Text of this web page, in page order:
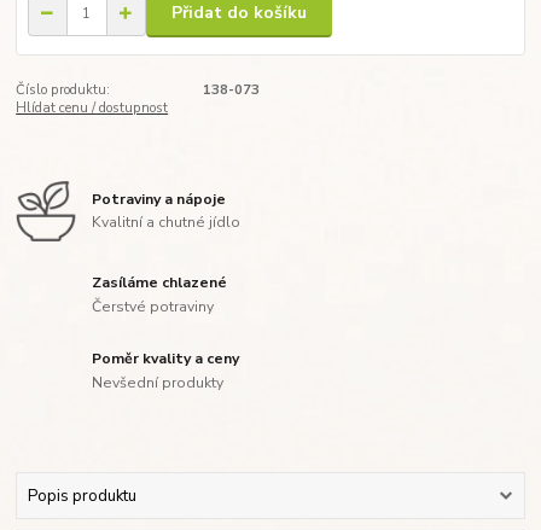
Přidat do košíku
Číslo produktu:
138-073
Hlídat cenu / dostupnost
Potraviny a nápoje
Kvalitní a chutné jídlo
Zasíláme chlazené
Čerstvé potraviny
Poměr kvality a ceny
Nevšední produkty
Popis produktu